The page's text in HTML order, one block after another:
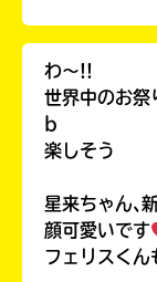
わ〜!!
世界中のお
b
楽しそう
星来ちゃん､
顔可愛いです
フェリスくん